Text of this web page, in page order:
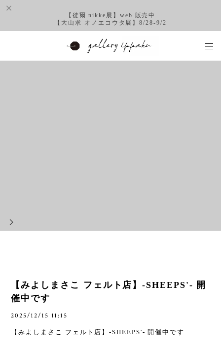
【徒爾 nikke展】web 販売中
【大山求 オノエコウタ展】8/28-9/2
【みよしまさこ フェルト店】-SHEEPS'- 開
催中です
2025/12/15 11:15
【みよしまさこ フェルト店】-SHEEPS'- 開催中です